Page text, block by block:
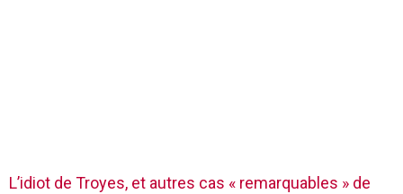
L’idiot de Troyes, et autres cas « remarquables » de